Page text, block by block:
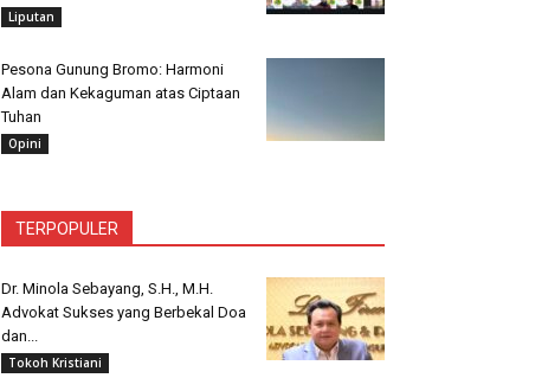
Liputan
Pesona Gunung Bromo: Harmoni
Alam dan Kekaguman atas Ciptaan
Tuhan
Opini
TERPOPULER
Dr. Minola Sebayang, S.H., M.H.
Advokat Sukses yang Berbekal Doa
dan...
Tokoh Kristiani